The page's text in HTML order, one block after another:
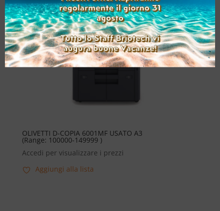
OLIVETTI D-COPIA 6001MF USATO A3
(Range: 100000-149999 )
Accedi per visualizzare i prezzi
Aggiungi alla lista